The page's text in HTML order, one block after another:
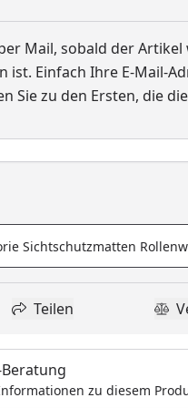
Mail, sobald der Artikel
Einfach Ihre E-Mail-
Sie zu den Ersten, die
Sichtschutzmatten
hinzufügen
Teilen
Teilen
zu diesem